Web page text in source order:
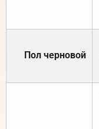
Пол черновой